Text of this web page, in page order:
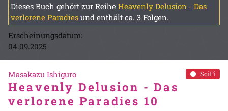
Dieses Buch gehört zur Reihe Heavenly Delusion - Das
verlorene Paradies und enthält ca. 3 Folgen.
Erscheinungsdatum:
04.09.2025
SciFi
Masakazu Ishiguro
Heavenly Delusion - Das
verlorene Paradies 10